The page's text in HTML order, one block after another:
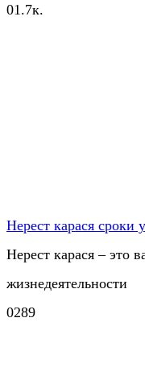
01.7к.
Нерест карася сроки
Нерест карася – это
жизнедеятельности
0289